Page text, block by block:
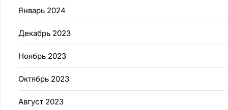
Январь 2024
Декабрь 2023
Ноябрь 2023
Октябрь 2023
Август 2023